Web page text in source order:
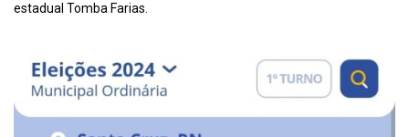
estadual Tomba Farias.